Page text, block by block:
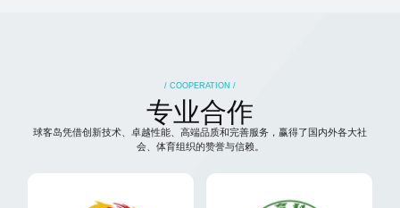
/ COOPERATION /
专业合作
球客岛凭借创新技术、卓越性能、高端品质和完善服务，赢得了国内外各大社
会、体育组织的赞誉与信赖。